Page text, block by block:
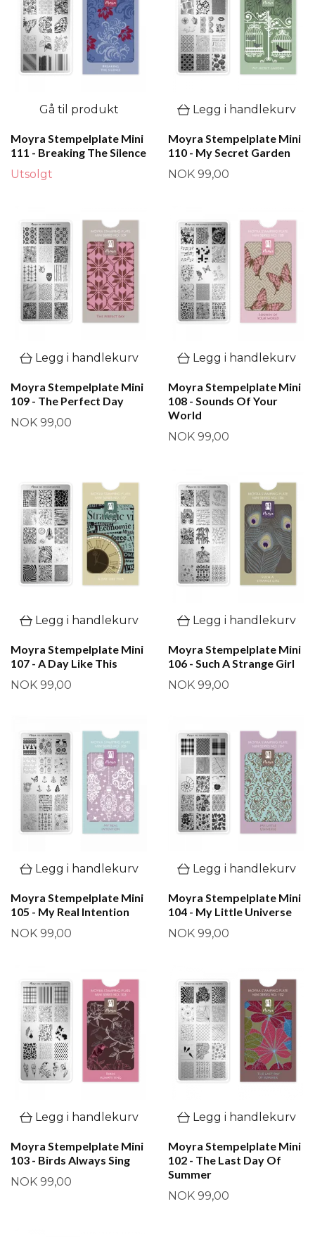
Gå til produkt
Moyra Stempelplate Mini
111 - Breaking The Silence
Utsolgt
Legg i handlekurv
Moyra Stempelplate Mini
110 - My Secret Garden
NOK 99,00
Legg i handlekurv
Moyra Stempelplate Mini
109 - The Perfect Day
NOK 99,00
Legg i handlekurv
Moyra Stempelplate Mini
108 - Sounds Of Your
World
NOK 99,00
Legg i handlekurv
Moyra Stempelplate Mini
107 - A Day Like This
NOK 99,00
Legg i handlekurv
Moyra Stempelplate Mini
106 - Such A Strange Girl
NOK 99,00
Legg i handlekurv
Moyra Stempelplate Mini
105 - My Real Intention
NOK 99,00
Legg i handlekurv
Moyra Stempelplate Mini
104 - My Little Universe
NOK 99,00
Legg i handlekurv
Moyra Stempelplate Mini
103 - Birds Always Sing
NOK 99,00
Legg i handlekurv
Moyra Stempelplate Mini
102 - The Last Day Of
Summer
NOK 99,00